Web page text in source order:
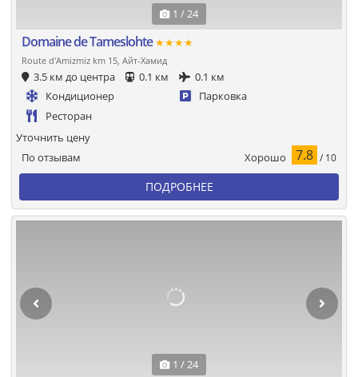
1 / 24
Domaine de Tameslohte★★★★
Route d'Amizmiz km 15, Айт-Хамид
3.5 км до центра 0.1 км
0.1 км
Кондиционер
Парковка
Ресторан
По отзывам Хорошо 7.8 / 10
Уточнить цену
ПОДРОБНЕЕ
1 / 24